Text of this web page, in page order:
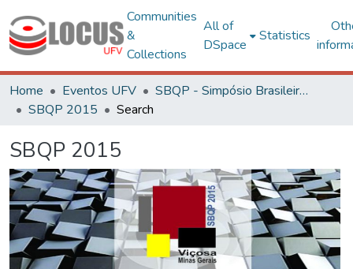
Communities
&
Collections
All of
DSpace
Statistics
Home Eventos UFV
SBQP - Simpósio Brasileiro de Qualidade do Projeto no Ambiente Construído
SBQP 2015
Search
SBQP 2015